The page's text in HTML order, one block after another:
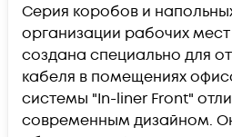
Серия коробов и
организации рабочих
создана специально для
кабеля в помещениях
системы "In-liner Front"
современным дизайном.